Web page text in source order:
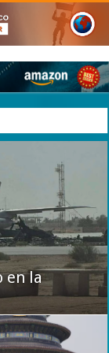
en la